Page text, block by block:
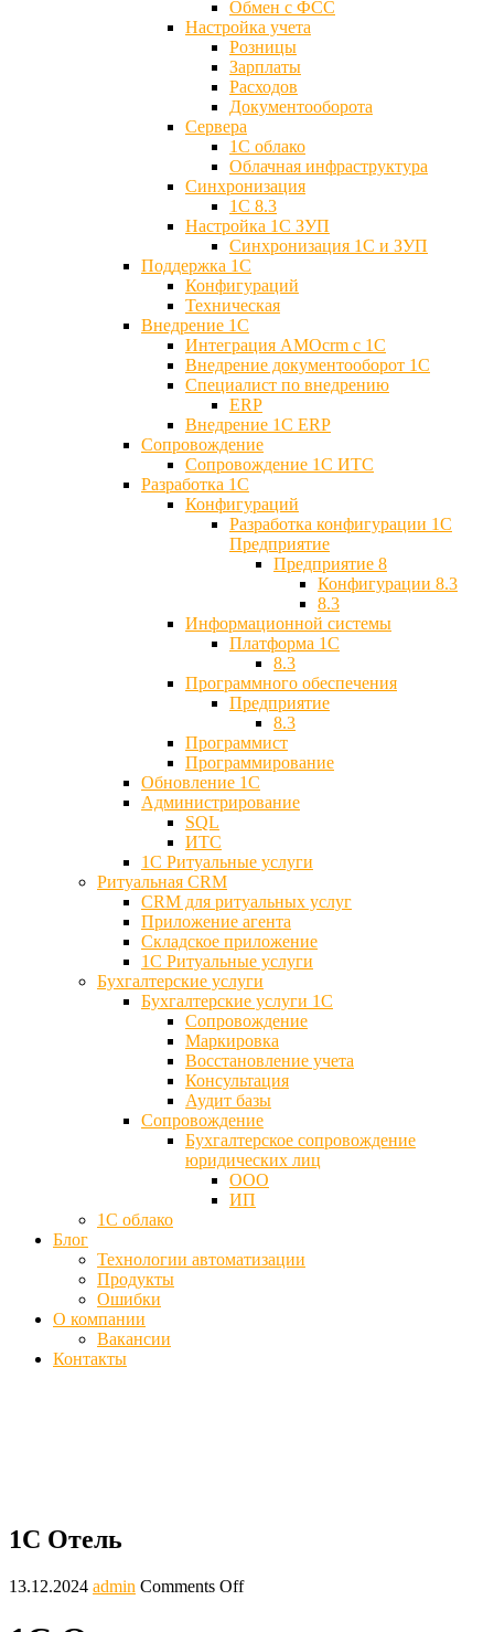
Обмен с ФСС
Настройка учета
Розницы
Зарплаты
Расходов
Документооборота
Сервера
1С облако
Облачная инфраструктура
Синхронизация
1С 8.3
Настройка 1С ЗУП
Синхронизация 1С и ЗУП
Поддержка 1С
Конфигураций
Техническая
Внедрение 1С
Интеграция AMOcrm с 1C
Внедрение документооборот 1С
Специалист по внедрению
ERP
Внедрение 1С ERP
Cопровождение
Cопровождение 1С ИТС
Разработка 1C
Конфигураций
Разработка конфигурации 1С
Предприятие
Предприятие 8
Конфигурации 8.3
8.3
Информационной системы
Платформа 1С
8.3
Программного обеспечения
Предприятие
8.3
Программист
Программирование
Обновление 1С
Администрирование
SQL
ИТС
1С Ритуальные услуги
Ритуальная CRM
CRM для ритуальных услуг
Приложение агента
Складское приложение
1С Ритуальные услуги
Бухгалтерские услуги
Бухгалтерские услуги 1С
Сопровождение
Маркировка
Восстановление учета
Консультация
Аудит базы
Cопровождение
Бухгалтерское сопровождение
юридических лиц
ООО
ИП
1С облако
Блог
Технологии автоматизации
Продукты
Ошибки
О компании
Вакансии
Контакты
1С Отель
13.12.2024 admin Comments Off